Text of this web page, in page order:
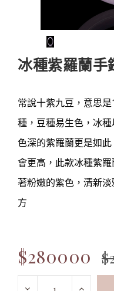
冰種紫羅蘭手
常說十紫九豆，意思
種，豆種易生色，冰
色深的紫羅蘭更是如
會更高，此款冰種紫
著粉嫩的紫色，清新
方
$280000